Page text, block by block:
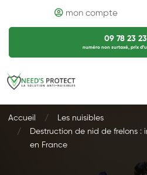
mon compte
09 78 23
numéro non surtaxé, prix
Accueil
Les nuisibles
Destruction de nid de frelons
en France